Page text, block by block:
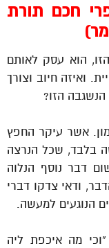
חכם תורת
הוא עסק לאותם
ואיזה חיוב וצורך
הזו?
אשר עיקר החפץ
בלבד, שכל הנרצה
דבר נוסף הנלוה
ודאי צדקו דברי
הנוגעים למעשה.
מה איכפת ליה